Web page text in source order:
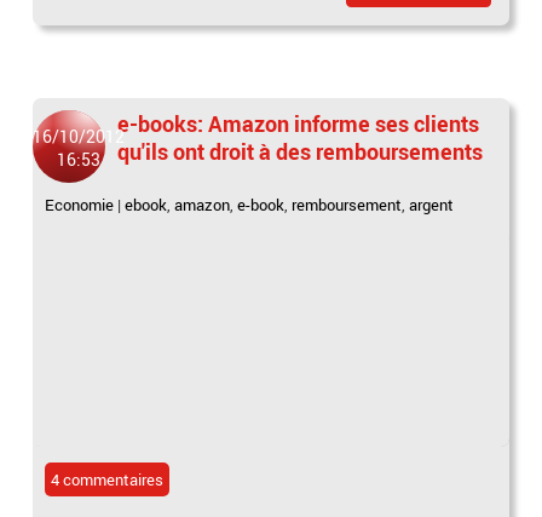
16/10/2012
16:53
e-books: Amazon informe ses clients
qu'ils ont droit à des remboursements
Economie |ebook,amazon,e-book, remboursement,argent
4 commentaires